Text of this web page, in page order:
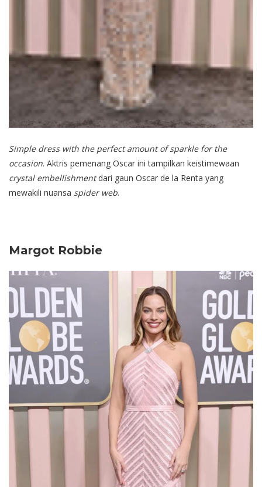
Simple dress with the perfect amount of sparkle for the
occasion. Aktris pemenang Oscar ini tampilkan keistimewaan
crystal embellishmentdari gaun Oscar de la Renta yang
mewakili nuansa spider web.
Margot Robbie